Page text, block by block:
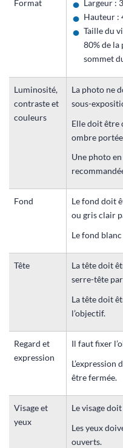
Format
Largeur :
Hauteur :
Taille du
80% de la
sommet
Luminosité,
contraste et
couleurs
La photo ne
sous-
Elle doit être
ombre
Une photo
Fond
Le fond doit
ou gris clair
Le fond
Tête
La tête doit
serre-tête
La tête doit
l’objectif.
Regard et
expression
Il faut fixer
être fermée.
Visage et
yeux
Le visage
Les yeux
ouverts.